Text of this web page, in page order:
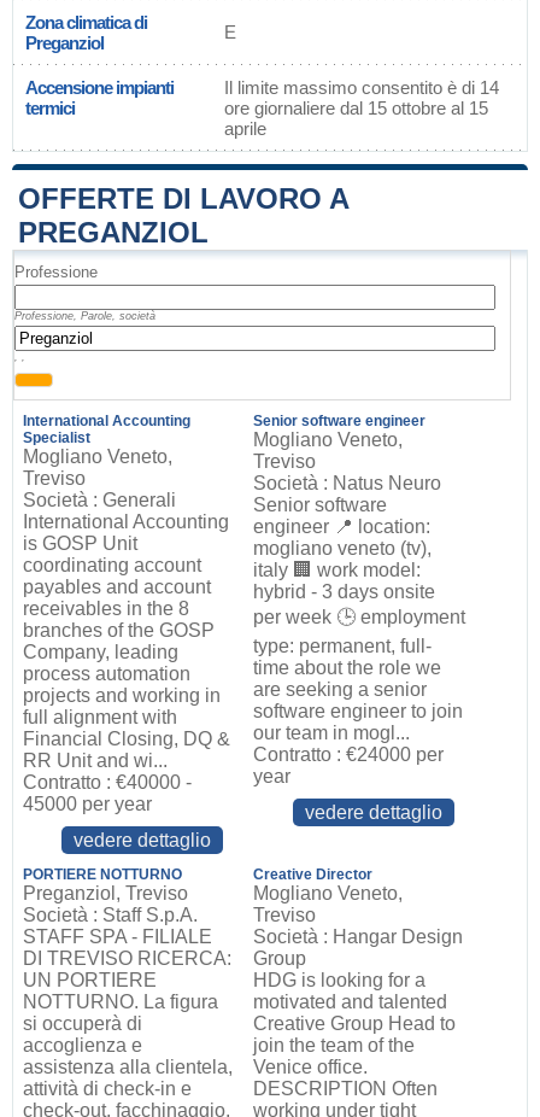
Zona climatica di
Preganziol
E
Accensione impianti
termici
Il limite massimo consentito è di 14
ore giornaliere dal 15 ottobre al 15
aprile
OFFERTE DI LAVORO A
PREGANZIOL
Professione
Professione, Parole, società
, ,
International Accounting
Specialist
Mogliano Veneto,
Treviso
Società : Generali
International Accounting
is GOSP Unit
coordinating account
payables and account
receivables in the 8
branches of the GOSP
Company, leading
process automation
projects and working in
full alignment with
Financial Closing, DQ &
RR Unit and wi...
Contratto : €40000 -
45000 per year
vedere dettaglio
Senior software engineer
Mogliano Veneto,
Treviso
Società : Natus Neuro
Senior software
engineer 📍 location:
mogliano veneto (tv),
italy 🏢 work model:
hybrid - 3 days onsite
per week 🕒 employment
type: permanent, full-
time about the role we
are seeking a senior
software engineer to join
our team in mogl...
Contratto : €24000 per
year
vedere dettaglio
PORTIERE NOTTURNO
Preganziol, Treviso
Società : Staff S.p.A.
STAFF SPA - FILIALE
DI TREVISO RICERCA:
UN PORTIERE
NOTTURNO. La figura
si occuperà di
accoglienza e
assistenza alla clientela,
attività di check-in e
check-out, facchinaggio,
Creative Director
Mogliano Veneto,
Treviso
Società : Hangar Design
Group
HDG is looking for a
motivated and talented
Creative Group Head to
join the team of the
Venice office.
DESCRIPTION Often
working under tight